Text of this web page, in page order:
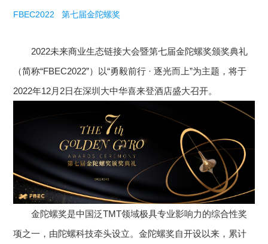
FBEC2022 第七届金陀螺奖
2022未来商业生态链接大会暨第七届金陀螺奖颁奖典礼
（简称“FBEC2022”）以“勇毅前行 · 逐光而上”为主题，将于
2022年12月2日在深圳大中华喜来登酒店盛大召开。
金陀螺奖是中国泛TMT领域极具专业影响力的综合性奖
项之一，由陀螺科技牵头设立。金陀螺奖自开设以来，累计